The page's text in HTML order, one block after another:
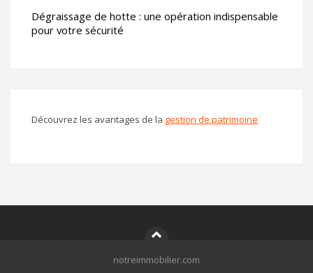
Dégraissage de hotte : une opération indispensable
pour votre sécurité
Découvrez les avantages de la gestion de patrimoine
notreimmobilier.com